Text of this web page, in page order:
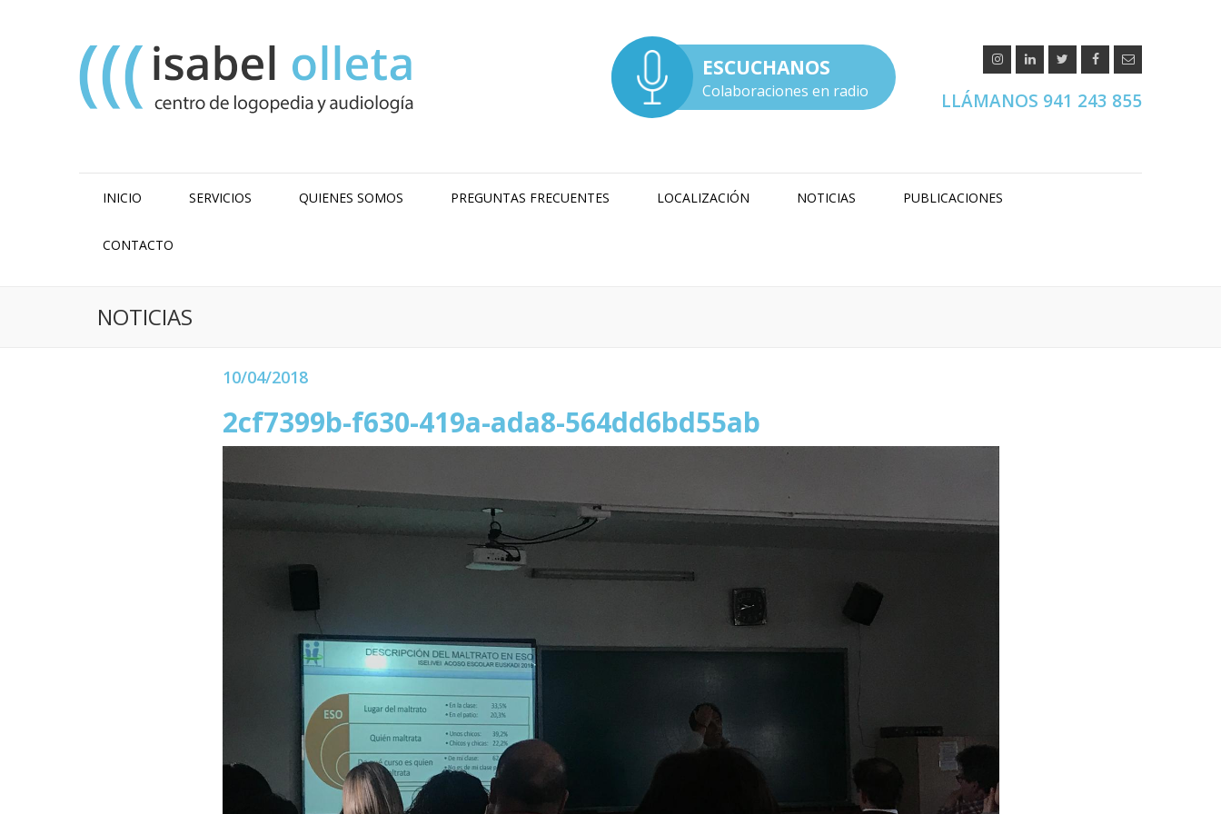
LLÁMANOS 941 243 855
ESCUCHANOS
Colaboraciones en radio
INICIO SERVICIOS QUIENES SOMOS PREGUNTAS FRECUENTES LOCALIZACIÓN NOTICIAS PUBLICACIONES
CONTACTO
NOTICIAS
10/04/2018
2cf7399b-f630-419a-ada8-564dd6bd55ab